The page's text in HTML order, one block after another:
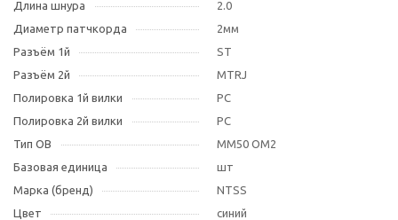
Длина шнура
2.0
Диаметр патчкорда
2мм
Разъём 1й
ST
Разъём 2й
MTRJ
Полировка 1й вилки
PC
Полировка 2й вилки
PC
Тип OB
MM50 OM2
Базовая единица
шт
Марка (бренд)
NTSS
Цвет
синий